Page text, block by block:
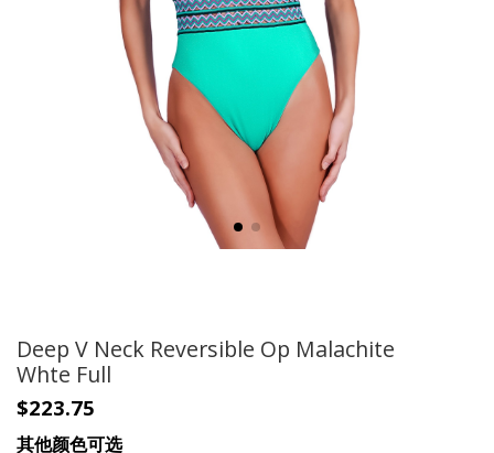
Deep V Neck Reversible Op Malachite
Whte Full
$223.75
其他颜色可选